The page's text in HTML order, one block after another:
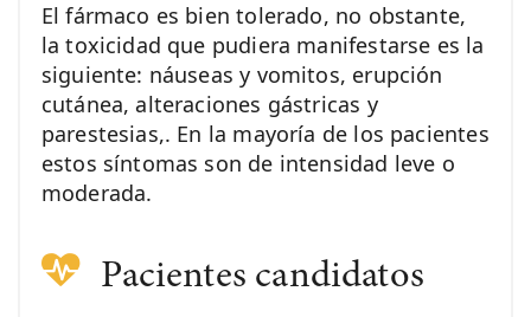
El fármaco es bien tolerado, no obstante,
la toxicidad que pudiera manifestarse es la
siguiente: náuseas y vomitos, erupción
cutánea, alteraciones gástricas y
parestesias,. En la mayoría de los pacientes
estos síntomas son de intensidad leve o
moderada.
Pacientes candidatos